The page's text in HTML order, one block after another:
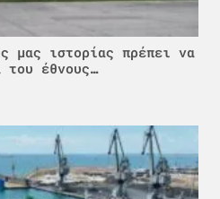
μας ιστορίας πρέπει να
του έθνους…